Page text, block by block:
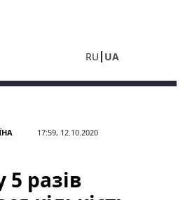
RU UA
17:59, 12.10.2020
5 разів